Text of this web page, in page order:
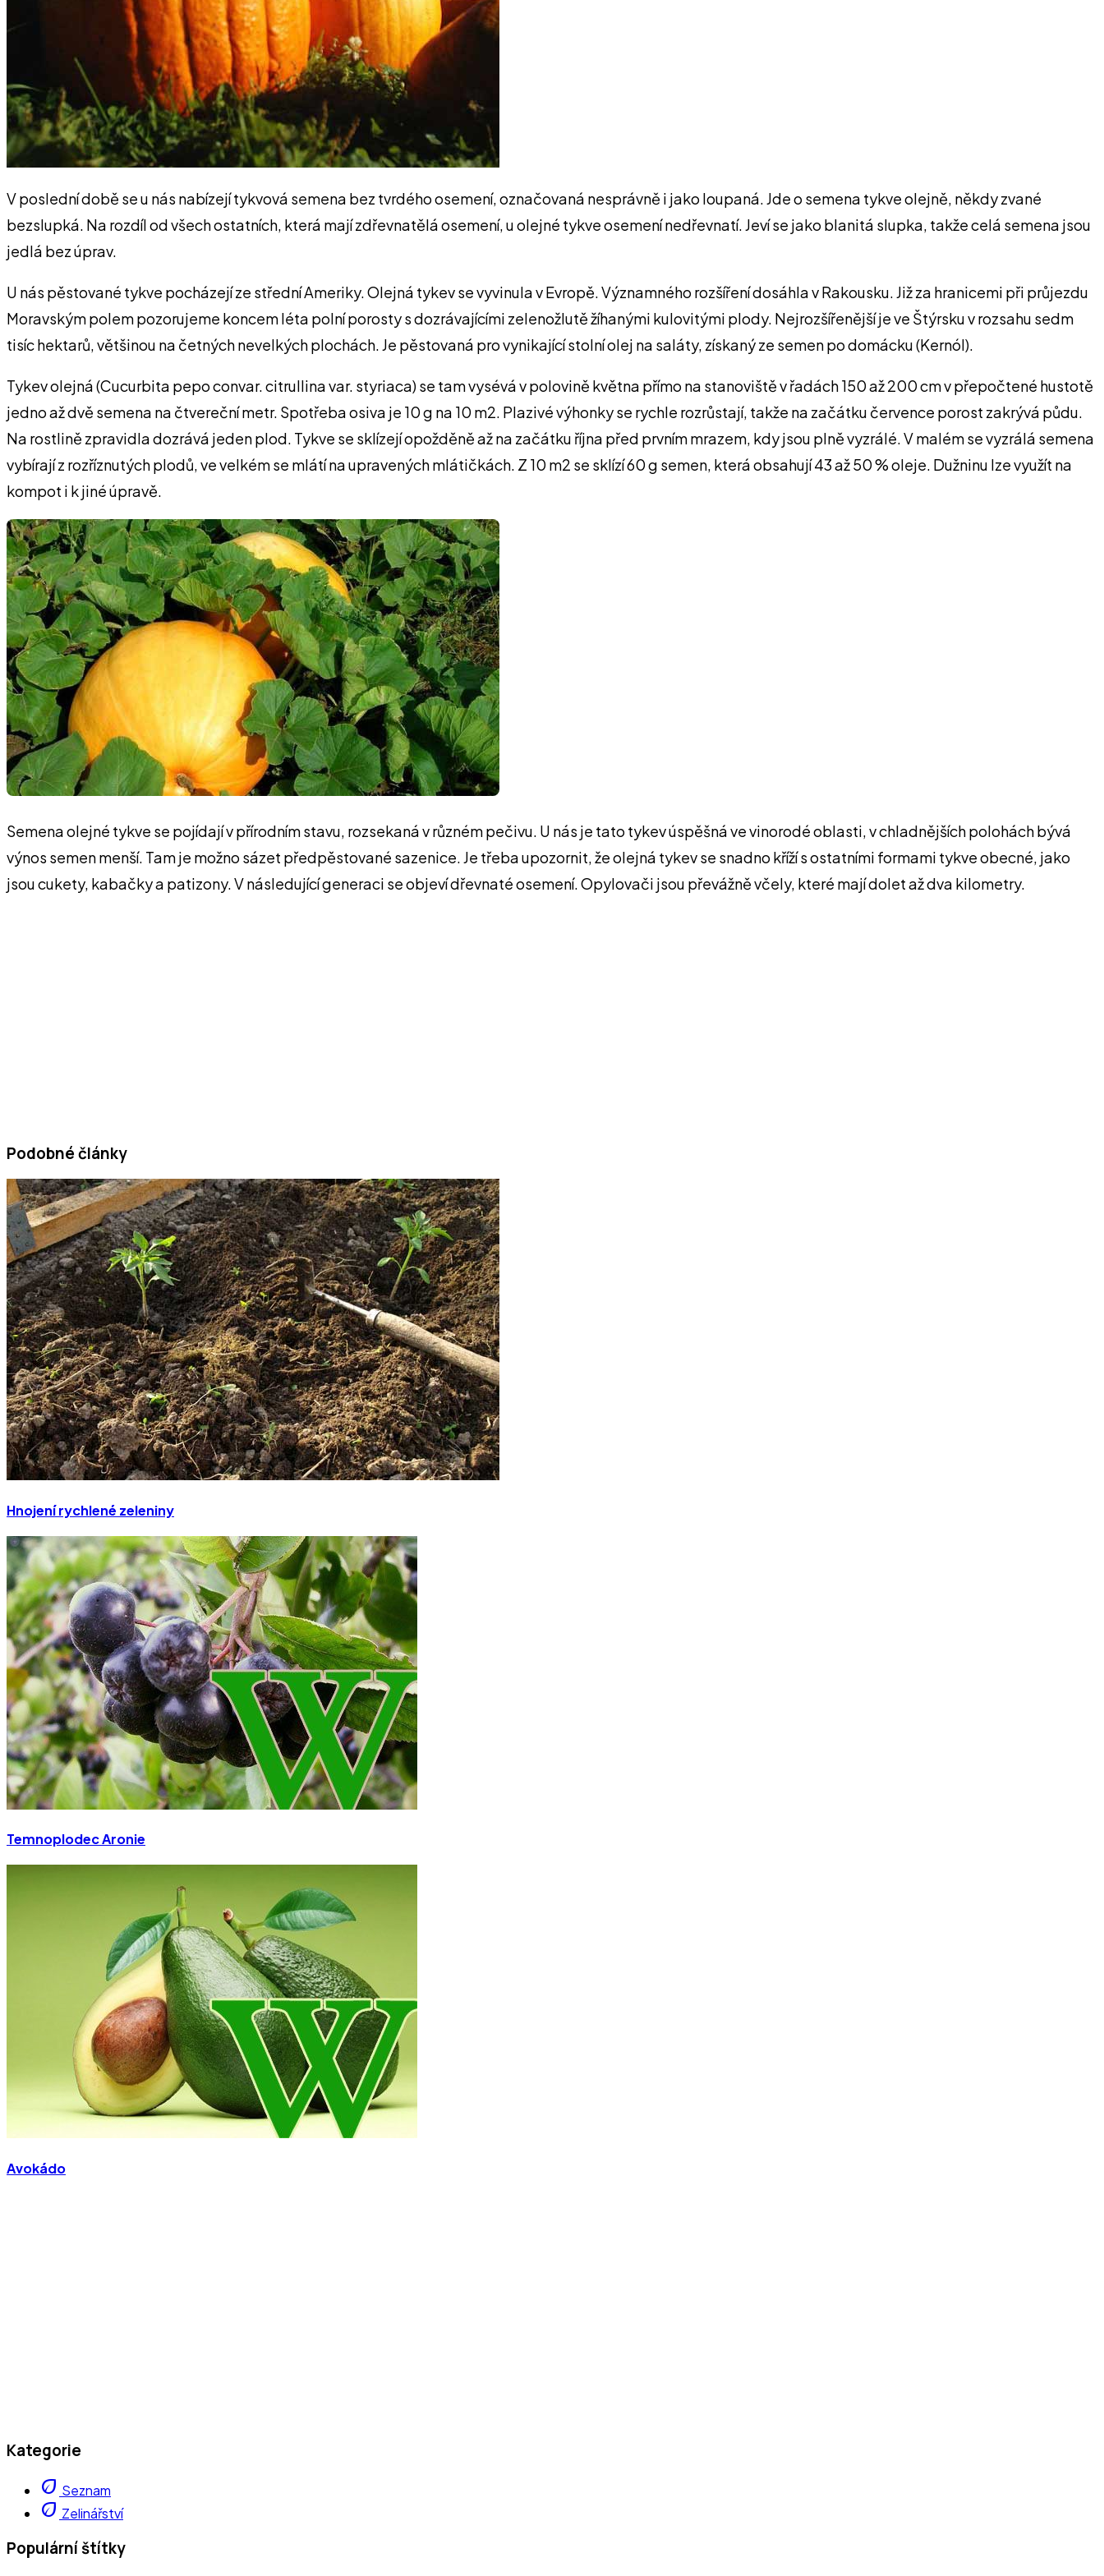
V poslední době se u nás nabízejí tykvová semena bez tvrdého osemení, označovaná nesprávně i jako loupaná. Jde o semena tykve olejně, někdy zvané
bezslupká. Na rozdíl od všech ostatních, která mají zdřevnatělá osemení, u olejné tykve osemení nedřevnatí. Jeví se jako blanitá slupka, takže celá semena jsou
jedlá bez úprav.
U nás pěstované tykve pocházejí ze střední Ameriky. Olejná tykev se vyvinula v Evropě. Významného rozšíření dosáhla v Rakousku. Již za hranicemi při průjezdu
Moravským polem pozorujeme koncem léta polní porosty s dozrávajícími zelenožlutě žíhanými kulovitými plody. Nejrozšířenější je ve Štýrsku v rozsahu sedm
tisíc hektarů, většinou na četných nevelkých plochách. Je pěstovaná pro vynikající stolní olej na saláty, získaný ze semen po domácku (Kernól).
Tykev olejná (Cucurbita pepo convar. citrullina var. styriaca) se tam vysévá v polovině května přímo na stanoviště v řadách 150 až 200 cm v přepočtené hustotě
jedno až dvě semena na čtvereční metr. Spotřeba osiva je 10 g na 10 m2. Plazivé výhonky se rychle rozrůstají, takže na začátku července porost zakrývá půdu.
Na rostlině zpravidla dozrává jeden plod. Tykve se sklízejí opožděně až na začátku října před prvním mrazem, kdy jsou plně vyzrálé. V malém se vyzrálá semena
vybírají z rozříznutých plodů, ve velkém se mlátí na upravených mlátičkách. Z 10 m2 se sklízí 60 g semen, která obsahují 43 až 50 % oleje. Dužninu lze využít na
kompot i k jiné úpravě.
Semena olejné tykve se pojídají v přírodním stavu, rozsekaná v různém pečivu. U nás je tato tykev úspěšná ve vinorodé oblasti, v chladnějších polohách bývá
výnos semen menší. Tam je možno sázet předpěstované sazenice. Je třeba upozornit, že olejná tykev se snadno kříží s ostatními formami tykve obecné, jako
jsou cukety, kabačky a patizony. V následující generaci se objeví dřevnaté osemení. Opylovači jsou převážně včely, které mají dolet až dva kilometry.
Podobné články
Hnojení rychlené zeleniny
Temnoplodec Aronie
Avokádo
Kategorie
eco Seznam
eco Zelinářství
Populární štítky